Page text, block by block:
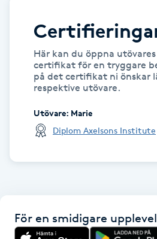
Healing
Herrklippning
Hot Stone Massage
Här kan du öppna
certifikat för en tryggare
på det certifikat ni önskar
respektive utövare.
Utövare: Marie
Diplom Axelsons Institute
För en smidigare